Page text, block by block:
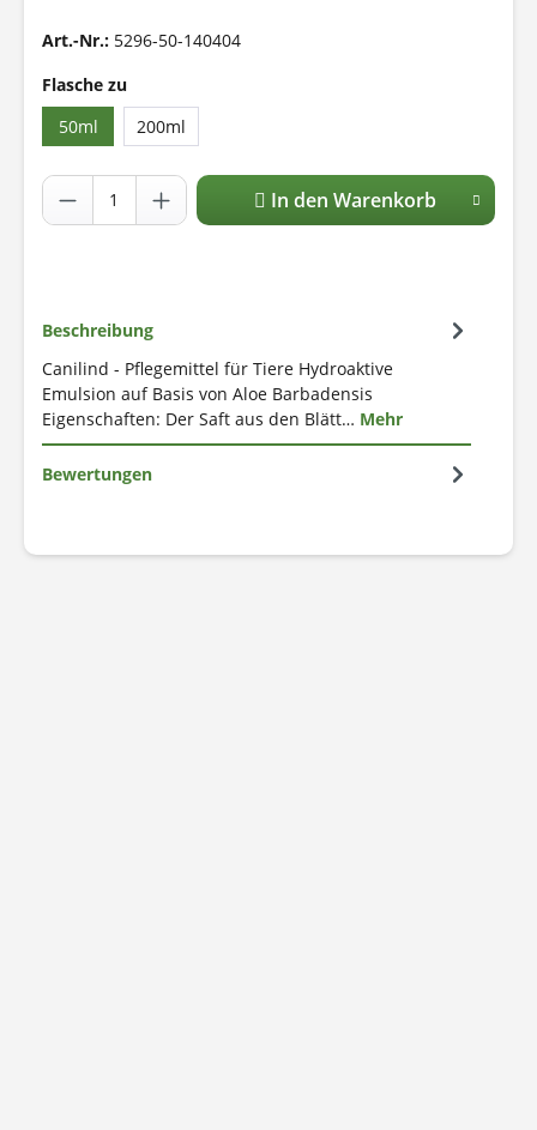
Art.-Nr.: 5296-50-140404
Flasche zu
50ml
200ml
In den Warenkorb
Beschreibung
Canilind - Pflegemittel für Tiere Hydroaktive
Emulsion auf Basis von Aloe Barbadensis
Eigenschaften: Der Saft aus den Blätt… Mehr
Bewertungen